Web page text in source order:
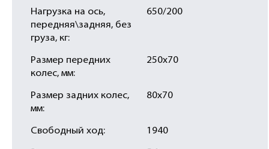
Нагрузка на ось,
передняя\задняя, без
груза, кг:
650/200
Размер передних
колес, мм:
250х70
Размер задних колес,
мм:
80x70
Свободный ход: 1940